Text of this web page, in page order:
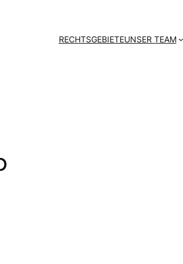
RECHTSGEBIETEUNSER TEAM